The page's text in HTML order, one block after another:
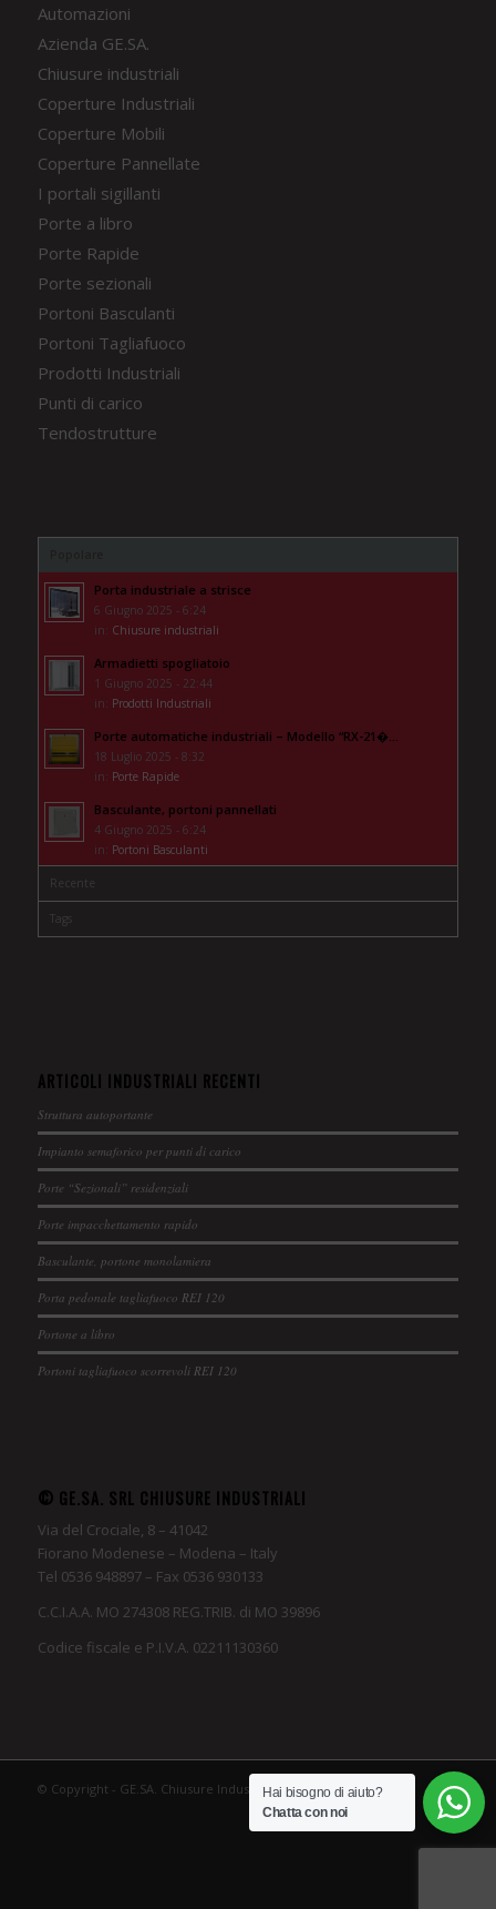
Automazioni
Azienda GE.SA.
Chiusure industriali
Coperture Industriali
Coperture Mobili
Coperture Pannellate
I portali sigillanti
Porte a libro
Porte Rapide
Porte sezionali
Portoni Basculanti
Portoni Tagliafuoco
Prodotti Industriali
Punti di carico
Tendostrutture
Porta industriale a strisce
6 Giugno 2025 - 6:24
in: Chiusure industriali
Armadietti spogliatoio
1 Giugno 2025 - 22:44
in: Prodotti Industriali
Porte automatiche industriali – Modello “RX-21�...
18 Luglio 2025 - 8:32
in: Porte Rapide
Basculante, portoni pannellati
4 Giugno 2025 - 6:24
in: Portoni Basculanti
Recente
Tags
ARTICOLI INDUSTRIALI RECENTI
Struttura autoportante
Impianto semaforico per punti di carico
Porte “Sezionali” residenziali
Porte impacchettamento rapido
Basculante, portone monolamiera
Porta pedonale tagliafuoco REI 120
Portone a libro
Portoni tagliafuoco scorrevoli REI 120
© GE.SA. SRL CHIUSURE INDUSTRIALI
Via del Crociale, 8 – 41042
Fiorano Modenese – Modena – Italy
Tel 0536 948897 – Fax 0536 930133
C.C.I.A.A. MO 274308 REG.TRIB. di MO 39896
Codice fiscale e P.I.V.A. 02211130360
© Copyright - GE.SA. Chiusure IndustrialiHai bisogno di aiuto?
Chatta con noi